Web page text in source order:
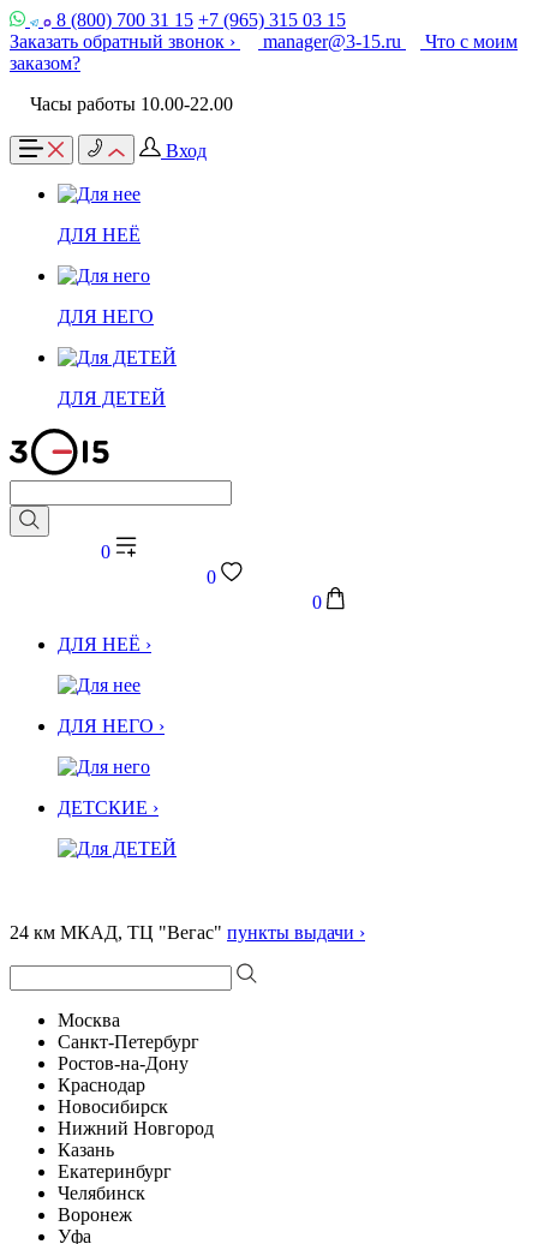
8 (800) 700 31 15 +7 (965) 315 03 15
Заказать обратный звонок ›
manager@3-15.ru
Что с моим
заказом?
Часы работы 10.00-22.00
Вход
ДЛЯ НЕЁ
ДЛЯ НЕГО
ДЛЯ ДЕТЕЙ
0
0
0
ДЛЯ НЕЁ ›
ДЛЯ НЕГО ›
ДЕТСКИЕ ›
24 км МКАД, ТЦ "Вегас" пункты выдачи ›
Москва
Санкт-Петербург
Ростов-на-Дону
Краснодар
Новосибирск
Нижний Новгород
Казань
Екатеринбург
Челябинск
Воронеж
Уфа